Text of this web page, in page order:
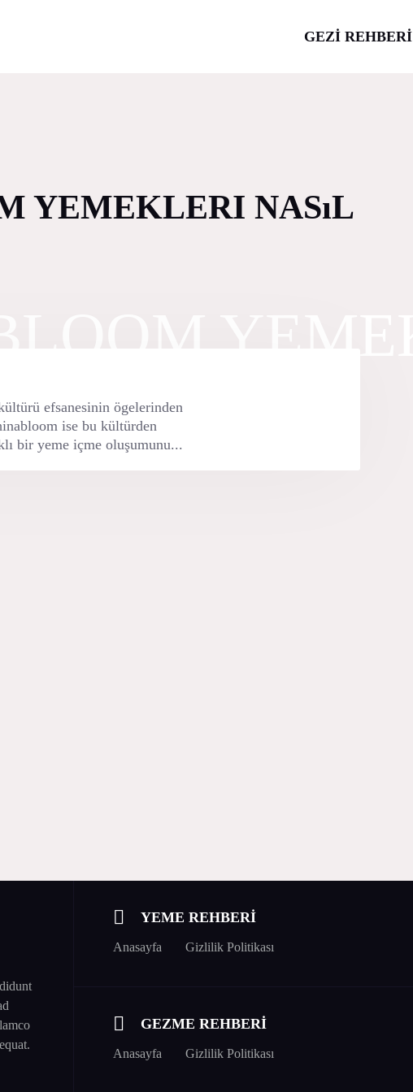
GEZİ REHBERİ
YEMEKLERI NASıL
efsanesinin ögelerinden
ise bu kültürden
bir yeme içme oluşumunu...
YEME REHBERİ
Anasayfa Gizlilik Politikası
GEZME REHBERİ
Anasayfa Gizlilik Politikası